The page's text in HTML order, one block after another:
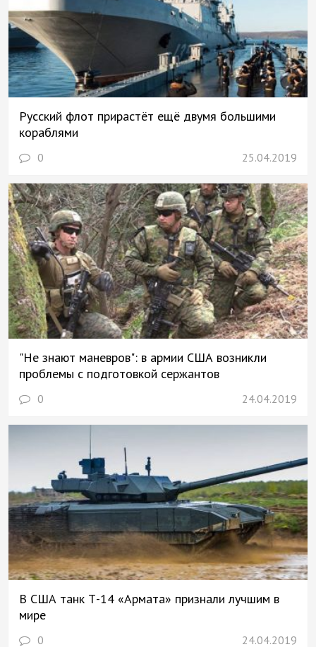
Русский флот прирастёт ещё двумя большими
кораблями
0 25.04.2019
"Не знают маневров": в армии США возникли
проблемы с подготовкой сержантов
0 24.04.2019
В США танк Т-14 «Армата» признали лучшим в
мире
0 24.04.2019